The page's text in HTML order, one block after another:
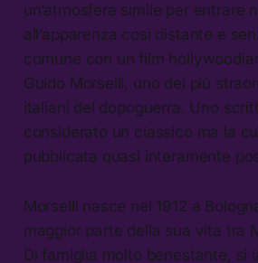
un’atmosfera simile per entrare
all’apparenza così distante e
comune con un film
Guido Morselli, uno dei più
italiani del dopoguerra. Uno
considerato un classico ma la
pubblicata quasi interamente
Morselli nasce nel 1912 a
maggior parte della sua vita tra
Di famiglia molto benestante, si